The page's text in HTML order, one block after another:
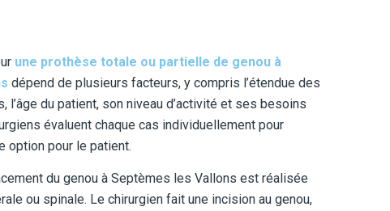
une prothèse totale ou partielle de genou à
dépend de plusieurs facteurs, y compris l’étendue des
l’âge du patient, son niveau d’activité et ses besoins
évaluent chaque cas individuellement pour
option pour le patient.
du genou à Septèmes les Vallons est réalisée
ou spinale. Le chirurgien fait une incision au genou,